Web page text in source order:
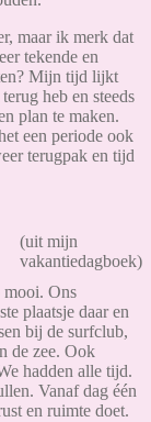
maar ik merk dat
tekende en
Mijn tijd lijkt
heb en steeds
plan te maken.
een periode ook
terugpak en tijd
(uit mijn
vakantiedagboek)
mooi. Ons
plaatsje daar en
bij de surfclub,
de zee. Ook
hadden alle tijd.
Vanaf dag één
en ruimte doet.